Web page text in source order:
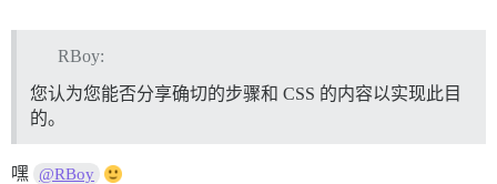
RBoy:
您认为您能否分享确切的步骤和 CSS 的内容以实现此目
的。
嘿 @RBoy